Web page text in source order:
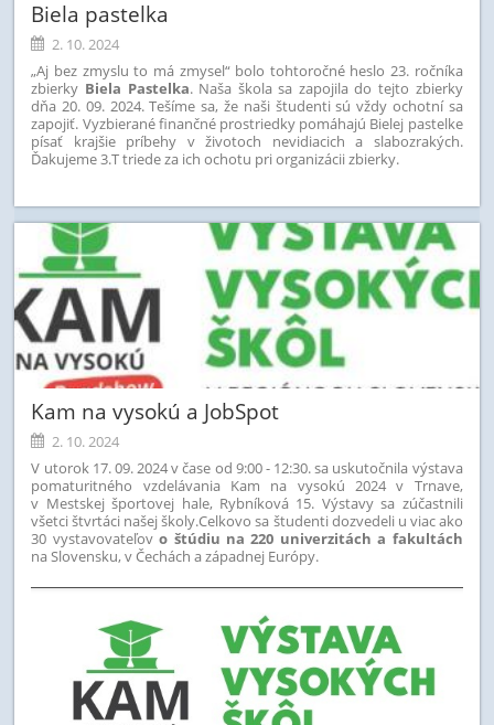
Biela pastelka
2. 10. 2024
„Aj bez zmyslu to má zmysel“ bolo tohtoročné heslo 23. ročníka
zbierky Biela Pastelka. Naša škola sa zapojila do tejto zbierky
dňa 20. 09. 2024. Tešíme sa, že naši študenti sú vždy ochotní sa
zapojiť. Vyzbierané finančné prostriedky pomáhajú Bielej pastelke
písať krajšie príbehy v životoch nevidiacich a slabozrakých.
Ďakujeme 3.T triede za ich ochotu pri organizácii zbierky.
Kam na vysokú a JobSpot
2. 10. 2024
V utorok 17. 09. 2024 v čase od 9:00 - 12:30. sa uskutočnila výstava
pomaturitného vzdelávania Kam na vysokú 2024 v Trnave,
v Mestskej športovej hale, Rybníková 15. Výstavy sa zúčastnili
všetci štvrtáci našej školy.Celkovo sa študenti dozvedeli u viac ako
30 vystavovateľovo štúdiu na 220 univerzitách a fakultách
na Slovensku, v Čechách a západnej Európy.